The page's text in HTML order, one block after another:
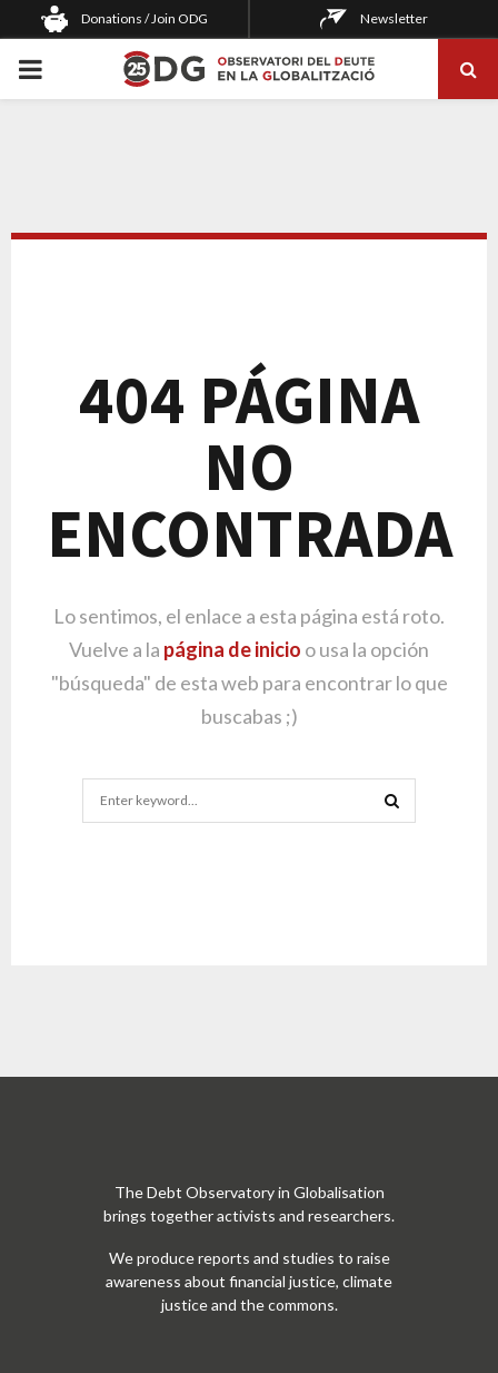
Donations / Join ODG Newsletter
PRIMARY
404 PÁGINA
NO
ENCONTRADA
Lo sentimos, el enlace a esta página está roto.
Vuelve a la página de inicio o usa la opción
"búsqueda" de esta web para encontrar lo que
buscabas ;)
Search
for:
The Debt Observatory in Globalisation
brings together activists and researchers.
We produce reports and studies to raise
awareness about financial justice, climate
justice and the commons.